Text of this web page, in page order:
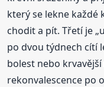
který se lekne každé
chodit a pít. Třetí je
po dvou týdnech cítí
bolest nebo
rekonvalescence po